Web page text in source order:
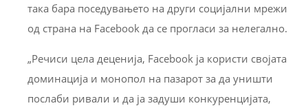
така бара поседувањето на други социјални мрежи
од страна на Facebook да се прогласи за нелегално.
„Речиси цела деценија, Facebook ја користи својата
доминација и монопол на пазарот за да уништи
послаби ривали и да ја задуши конкуренцијата,